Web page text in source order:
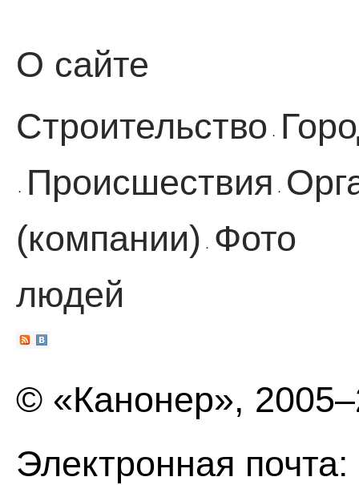
О сайте
Строительство ·
· Происшествия ·
(компании)
·
Фото
людей
© «Канонер»,
Электронная почта: